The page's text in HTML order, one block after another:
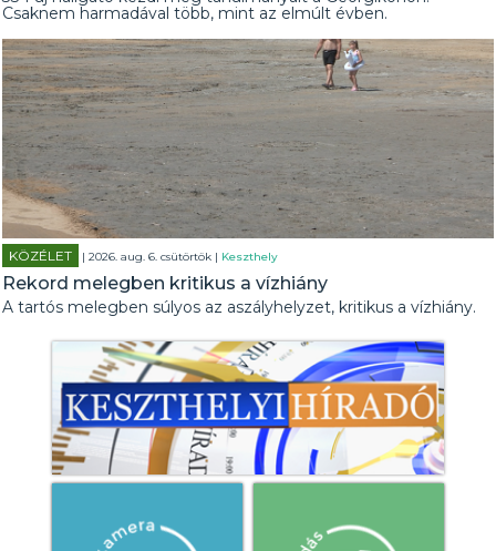
Csaknem harmadával több, mint az elmúlt évben.
KÖZÉLET | 2026. aug. 6. csütörtök | Keszthely
Rekord melegben kritikus a vízhiány
A tartós melegben súlyos az aszályhelyzet, kritikus a vízhiány.